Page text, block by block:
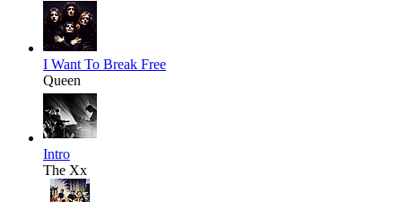
I Want To Break Free
Queen
Intro
The Xx